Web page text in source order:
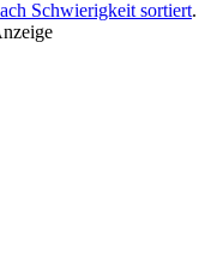
Schwierigkeit sortiert.